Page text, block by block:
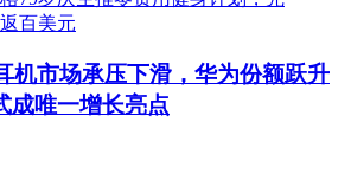
机市场承压下滑，华为份额跃升
成唯一增长亮点